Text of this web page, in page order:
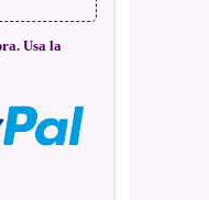
Usa la